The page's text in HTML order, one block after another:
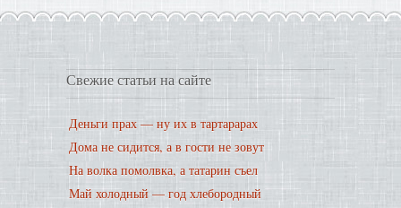
Свежие статьи на сайте
Деньги прах — ну их в тартарарах
Дома не сидится, а в гости не зовут
На волка помолвка, а татарин съел
Май холодный — год хлебородный